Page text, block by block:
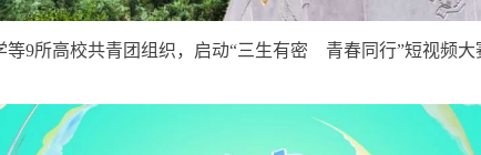
等9所高校共青团组织，启动“三生有密 青春同行”短视频